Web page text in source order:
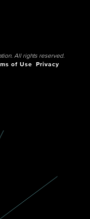
All rights reserved.
of Use
Privacy